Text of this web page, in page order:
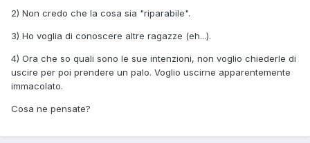
2) Non credo che la cosa sia "riparabile".
3) Ho voglia di conoscere altre ragazze (eh...).
4) Ora che so quali sono le sue intenzioni, non voglio chiederle di
uscire per poi prendere un palo. Voglio uscirne apparentemente
immacolato.
Cosa ne pensate?